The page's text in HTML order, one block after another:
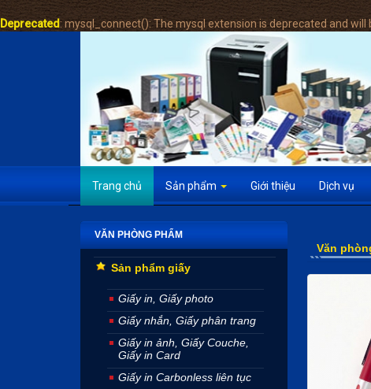
Deprecated: mysql_connect(): The mysql extension is deprecated and
Trang chủ Sản phẩm Giới thiệu Dịch vụ
VĂN PHÒNG PHẨM
Sản phẩm giấy
Giấy in, Giấy photo
Giấy nhắn, Giấy phân trang
Giấy in ảnh, Giấy Couche,
Giấy in Card
Giấy in Carbonless liên tục
Văn